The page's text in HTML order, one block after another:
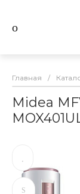
Главная /
Midea